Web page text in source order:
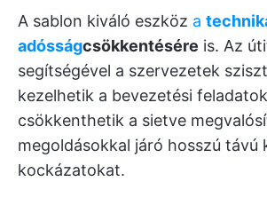
A sablon kiváló eszköz a
adósságcsökkentésére is. Az
segítségével a szervezetek
kezelhetik a bevezetési
csökkenthetik a sietve
megoldásokkal járó hosszú távú
kockázatokat.